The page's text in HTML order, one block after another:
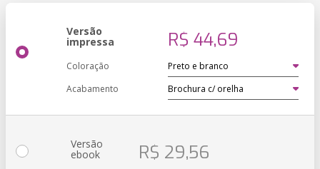
Versão
impressa R$ 44,69
Coloração
Acabamento
Versão
ebook R$ 29,56